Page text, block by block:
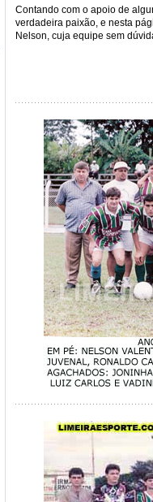
Contando com o apoio de
verdadeira paixão, e nesta
Nelson, cuja equipe sem